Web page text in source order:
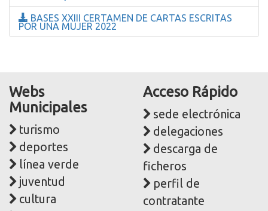
BASES XXIII CERTAMEN DE CARTAS ESCRITAS
POR UNA MUJER 2022
Webs
Municipales
turismo
deportes
línea verde
juventud
cultura
Acceso Rápido
sede electrónica
delegaciones
descarga de
ficheros
perfil de
contratante